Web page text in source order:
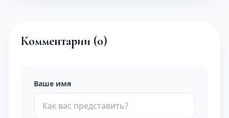
Комментарии (0)
Ваше имя